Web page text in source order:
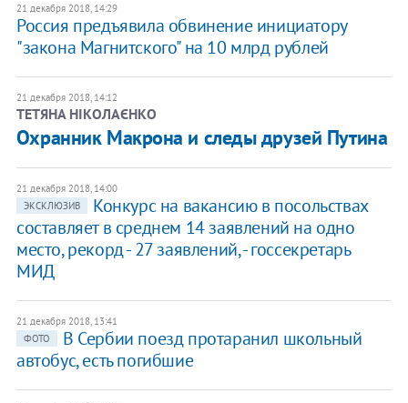
21 декабря 2018, 14:29
Россия предъявила обвинение инициатору
"закона Магнитского" на 10 млрд рублей
21 декабря 2018, 14:12
ТЕТЯНА НІКОЛАЄНКО
Охранник Макрона и следы друзей Путина
21 декабря 2018, 14:00
ЭКСКЛЮЗИВ
Конкурс на вакансию в посольствах
составляет в среднем 14 заявлений на одно
место, рекорд - 27 заявлений, - госсекретарь
МИД
21 декабря 2018, 13:41
ФОТО
В Сербии поезд протаранил школьный
автобус, есть погибшие